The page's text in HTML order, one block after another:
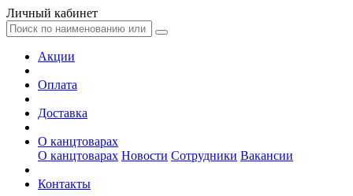
Личный кабинет
Акции
Оплата
Доставка
О канцтоварах
О канцтоварах Новости Сотрудники Вакансии
Контакты